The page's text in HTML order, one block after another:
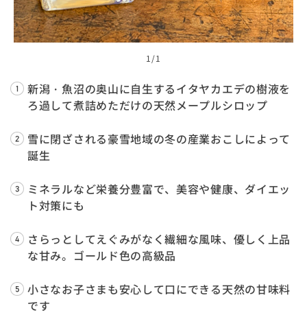
1 /1
新潟・魚沼の奥山に自生するイタヤカエデの樹液を
ろ過して煮詰めただけの天然メープルシロップ
雪に閉ざされる豪雪地域の冬の産業おこしによって
誕生
ミネラルなど栄養分豊富で、美容や健康、ダイエッ
ト対策にも
さらっとしてえぐみがなく繊細な風味、優しく上品
な甘み。ゴールド色の高級品
小さなお子さまも安心して口にできる天然の甘味料
です